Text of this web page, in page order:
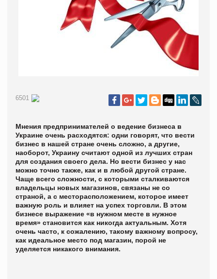
6501
Мнения предпринимателей о ведение бизнеса в
Украине очень расходятся: одни говорят, что вести
бизнес в нашей стране очень сложно, а другие,
наоборот, Украину считают одной из лучших стран
для создания своего дела. Но вести бизнес у нас
можно точно также, как и в любой другой стране.
Чаще всего сложности, с которыми сталкиваются
владельцы новых магазинов, связаны не со
страной, а с месторасположением, которое имеет
важную роль и влияет на успех торговли. В этом
бизнесе выражение «в нужном месте в нужное
время» становится как никогда актуальным. Хотя
очень часто, к сожалению, такому важному вопросу,
как идеальное место под магазин, порой не
уделяется никакого внимания.